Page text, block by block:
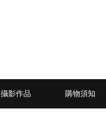
攝影作品 購物須知